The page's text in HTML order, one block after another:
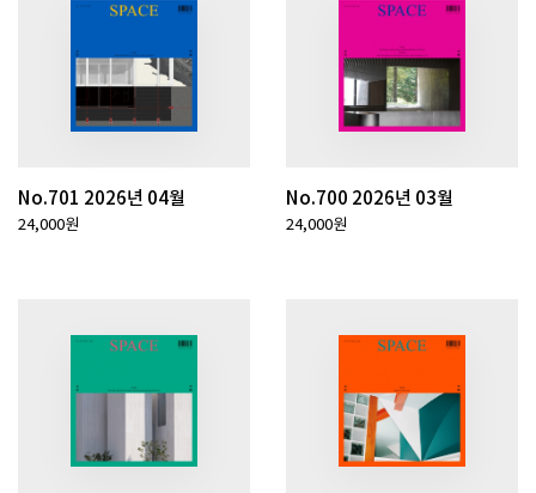
No.701 2026년 04월
24,000원
No.700 2026년 03월
24,000원